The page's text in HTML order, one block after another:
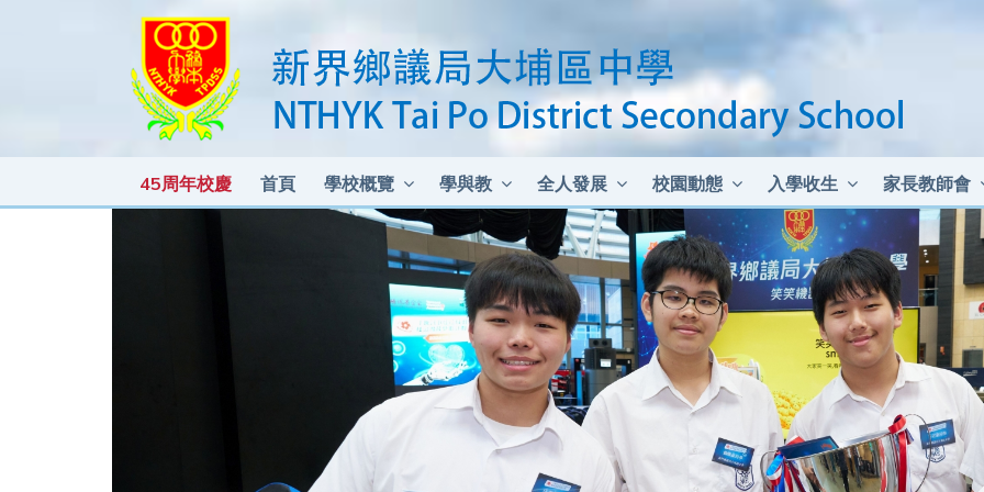
45周年校慶 首頁 學校概覽 學與教 全人發展 校園動態 入學收生 家長教師會